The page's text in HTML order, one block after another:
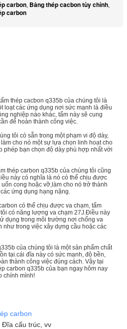
carbon, Bảng thép cacbon tùy chỉnh,
carbon
thép cacbon q335b của chúng tôi là
loạt các ứng dụng nơi sức mạnh là điều
nghiệp nào khác, tấm này sẽ cung
để hoàn thành công việc.
tôi có sẵn trong một phạm vi độ dày,
cho nó một sự lựa chọn linh hoạt cho
phép bạn chọn độ dày phù hợp nhất với
thép carbon q335b của chúng tôi cũng
này có nghĩa là nó có thể chịu được
cong hoặc vỡ,làm cho nó trở thành
ứng dụng hạng nặng.
có thể chịu được va chạm, tấm
có năng lượng va chạm 27J.Điều này
dụng trong môi trường nơi chống va
như trong việc xây dựng cầu hoặc các
của chúng tôi là một sản phẩm chất
tại.cái đĩa này có sức mạnh, độ bền,
thành công việc đúng cách. Vậy tại
carbon q335b của bạn ngay hôm nay
chính mình!
carbon
cấu trúc, vv